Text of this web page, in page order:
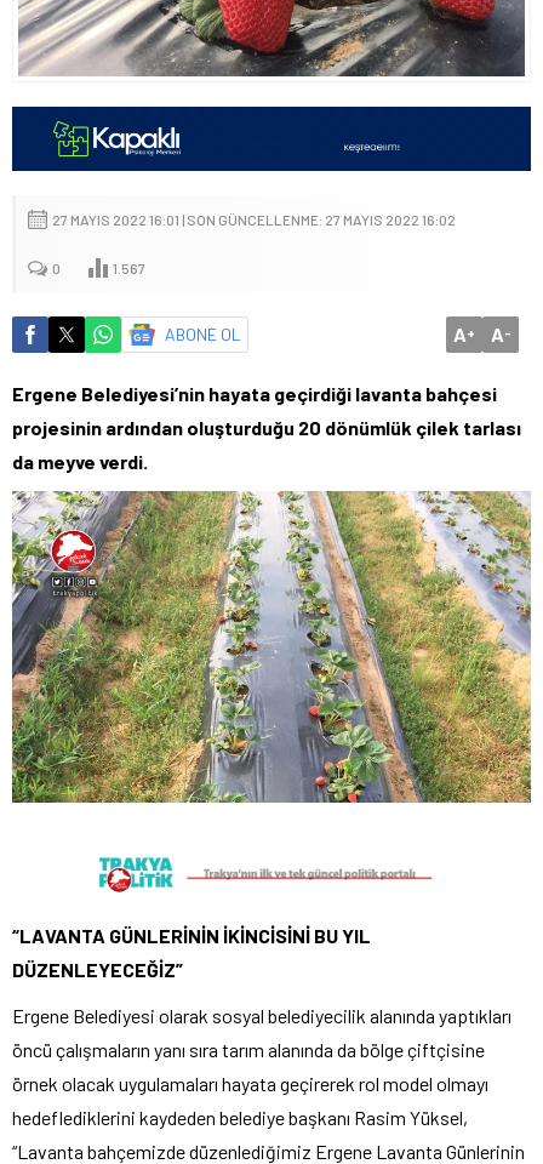
27 MAYIS 2022 16:01 | SON GÜNCELLENME: 27 MAYIS 2022 16:02
0 1.567
ABONE OL A+ A-
Ergene Belediyesi’nin hayata geçirdiği lavanta bahçesi
projesinin ardından oluşturduğu 20 dönümlük çilek tarlası
da meyve verdi.
“LAVANTA GÜNLERİNİN İKİNCİSİNİ BU YIL
DÜZENLEYECEĞİZ”
Ergene Belediyesi olarak sosyal belediyecilik alanında yaptıkları
öncü çalışmaların yanı sıra tarım alanında da bölge çiftçisine
örnek olacak uygulamaları hayata geçirerek rol model olmayı
hedeflediklerini kaydeden belediye başkanı Rasim Yüksel,
“Lavanta bahçemizde düzenlediğimiz Ergene Lavanta Günlerinin